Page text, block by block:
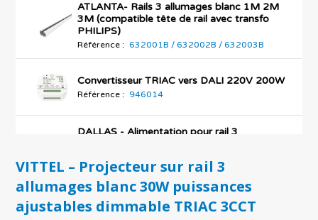
ATLANTA- Rails 3 allumages blanc 1M 2M
3M (compatible tête de rail avec transfo
PHILIPS)
Référence : 632001B / 632002B / 632003B
Convertisseur TRIAC vers DALI 220V 200W
Référence : 946014
DALLAS - Alimentation pour rail 3
DALLAS - Connecteur droit pour rail 3
allumages blanc 220V
Référence : 832406B
VITTEL – Projecteur sur rail 3
allumages blanc 30W puissances
ajustables dimmable TRIAC 3CCT